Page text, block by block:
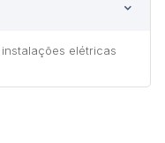
elétricas